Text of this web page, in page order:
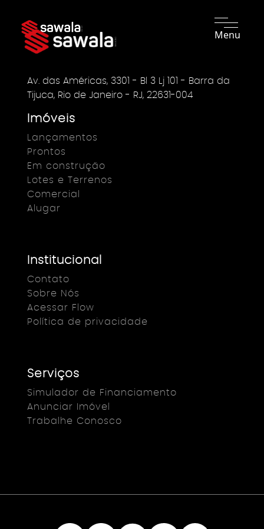
Menu
Av. das Américas, 3301 - Bl 3 Lj 101 - Barra da
Tijuca, Rio de Janeiro - RJ, 22631-004
Imóveis
Lançamentos
Prontos
Em construção
Lotes e Terrenos
Comercial
Alugar
Institucional
Contato
Sobre Nós
Acessar Flow
Política de privacidade
Serviços
Simulador de Financiamento
Anunciar Imóvel
Trabalhe Conosco